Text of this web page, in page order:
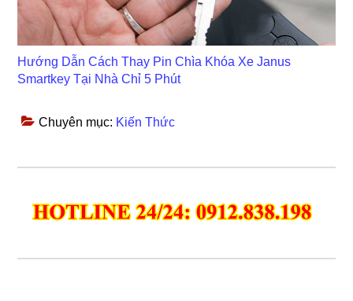
Hướng Dẫn Cách Thay Pin Chìa Khóa Xe Janus
Smartkey Tại Nhà Chỉ 5 Phút
Chuyên mục: Kiến Thức